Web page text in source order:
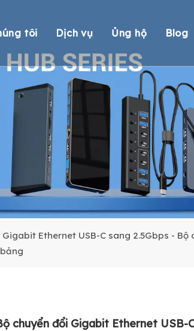
tôi
quan
nhận
ngũ của chúng tôi
Dịch vụ
OEM/ODM
Phản ứng
Vận chuyển
Ủng hộ
Hỗ trợ kỹ thuật
Tuân thủ môi
Hoàn trả bảo
Câu hỏi
Blog
Ethernet USB-C sang 2.5Gbps -
chuyển đổi Gigabit Ethernet USB-